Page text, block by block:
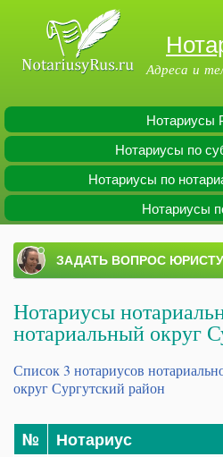
основному
содержанию
Адреса и
Main menu
Нотариусы
Нотариусы по
Нотариусы по
Нотариусы
Нотариусы
нотариальный округ
Список 3 нотариусов
округ Сургутский район
№ Нотариус